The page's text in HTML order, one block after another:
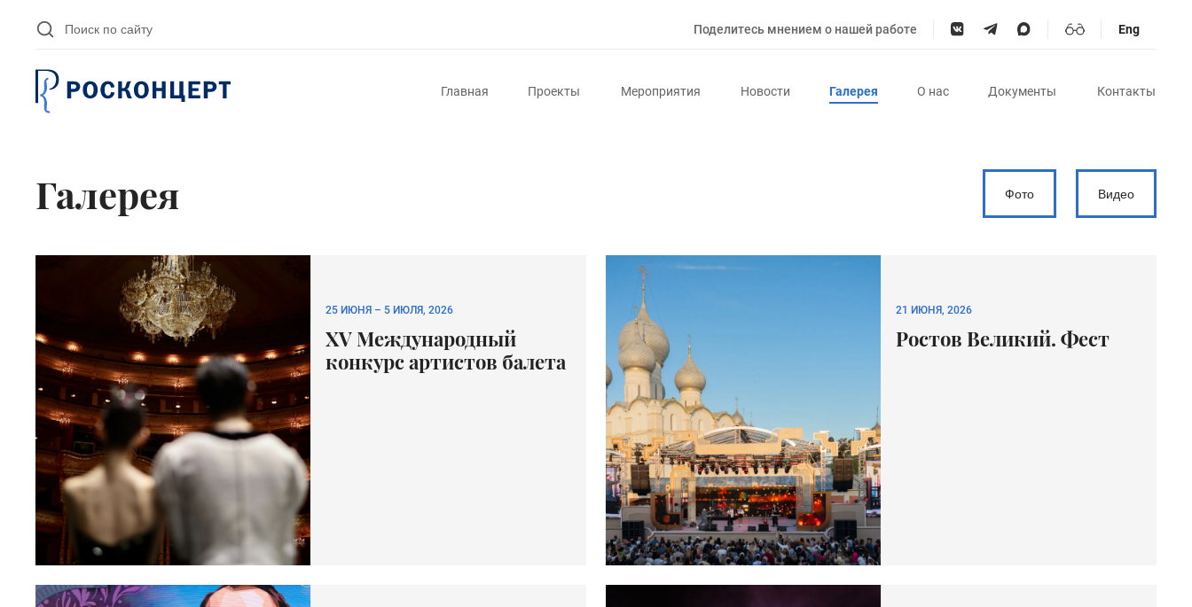
Поделитесь мнением о нашей работе Eng
Главная Проекты Мероприятия Новости Галерея О нас Документы Контакты
Галерея Фото Видео
25 ИЮНЯ – 5 ИЮЛЯ, 2026
XV Международный
конкурс артистов балета
21 ИЮНЯ, 2026
Ростов Великий. Фест